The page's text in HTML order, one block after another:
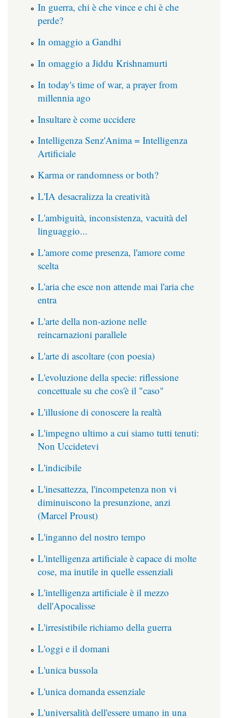
In guerra, chi è che vince e chi è che
perde?
In omaggio a Gandhi
In omaggio a Jiddu Krishnamurti
In today's time of war, a prayer from
millennia ago
Insultare è come uccidere
Intelligenza Senz'Anima = Intelligenza
Artificiale
Karma or randomness or both?
L'IA desacralizza la creatività
L'ambiguità, inconsistenza, vacuità del
linguaggio...
L'amore come presenza, l'amore come
scelta
L'aria che esce non attende mai l'aria che
entra
L'arte della non-azione nelle
reincarnazioni parallele
L'arte di ascoltare (con poesia)
L'evoluzione della specie: riflessione
concettuale su che cos'è il "caso"
L'illusione di conoscere la realtà
L'impegno ultimo a cui siamo tutti tenuti:
Non Uccidetevi
L'indicibile
L'inesattezza, l'incompetenza non vi
diminuiscono la presunzione, anzi
(Marcel Proust)
L'inganno del nostro tempo
L'intelligenza artificiale è capace di molte
cose, ma inutile in quelle essenziali
L'intelligenza artificiale è il mezzo
dell'Apocalisse
L'irresistibile richiamo della guerra
L'oggi e il domani
L'unica bussola
L'unica domanda essenziale
L'universalità dell'essere umano in una